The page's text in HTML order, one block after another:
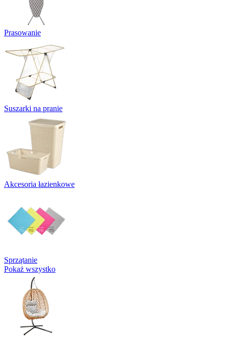
Prasowanie
Suszarki na pranie
Akcesoria łazienkowe
Sprzątanie
Pokaż wszystko